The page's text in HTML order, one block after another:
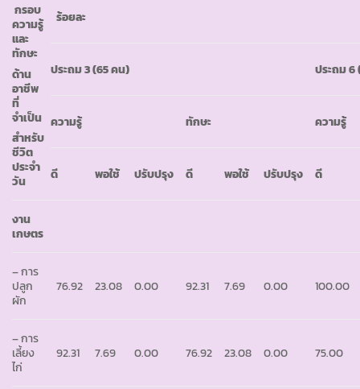
กรอบ
ความรู้
และ
ทักษะ
ด้าน
อาชีพ
ที่
จำเป็น
สำหรับ
ชีวิต
ประจำ
วัน
ร้อยละ
ประถม3 (65 คน) ประถม6
ความรู้ ทักษะ ความรู้
ดี พอใช้ ปรับปรุง ดี พอใช้ ปรับปรุง ดี
งาน
เกษตร
– การ
ปลูก
ผัก
76.92 23.08 0.00 92.31 7.69 0.00 100.00
– การ
เลี้ยง
ไก่
92.31 7.69 0.00 76.92 23.08 0.00 75.00